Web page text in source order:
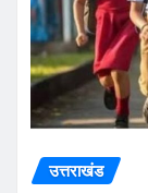
उत्तराखंड